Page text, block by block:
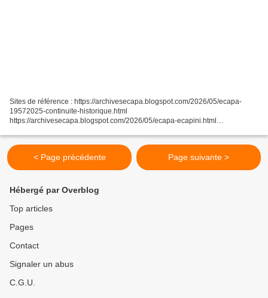
Sites de référence : https://archivesecapa.blogspot.com/2026/05/ecapa-
19572025-continuite-historique.html
https://archivesecapa.blogspot.com/2026/05/ecapa-ecapini.html
apostolique.html...
< Page précédente Page suivante >
Hébergé par Overblog
Top articles
Pages
Contact
Signaler un abus
C.G.U.